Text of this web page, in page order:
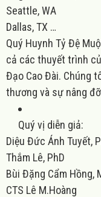
Seattle, WA
Dallas, TX …
Quý Huynh Tỷ Đệ
cả các thuyết trình
Đạo Cao Đài. Chúng
thương và sự nâng
Quý vị diễn giả:
Diệu Đức Ánh Tuyết,
Thắm Lê, PhD
Bùi Đặng Cẩm Hồng,
CTS Lê M.Hoàng